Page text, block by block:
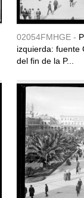
02054FMHGE -
izquierda: fuente
del fin de la P...